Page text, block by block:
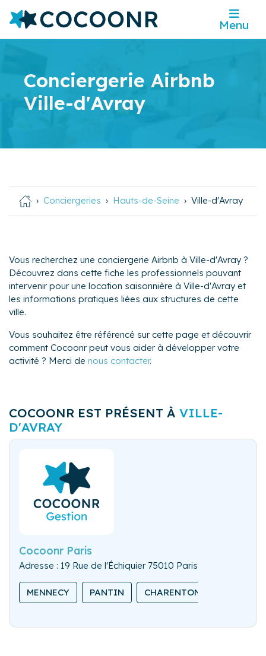
Menu
Conciergerie Airbnb
Ville-d'Avray
Conciergeries Hauts-de-Seine Ville-d'Avray
Vous recherchez une conciergerie Airbnb à Ville-d'Avray ?
Découvrez dans cette fiche les professionnels pouvant
intervenir pour une location saisonnière à Ville-d'Avray et
les informations pratiques liées aux structures de cette
ville.
Vous souhaitez être référencé sur cette page et découvrir
comment Cocoonr peut vous aider à développer votre
activité ? Merci de nous contacter.
COCOONR EST PRÉSENT À VILLE-
D'AVRAY
Cocoonr Paris
Adresse : 19 Rue de l'Échiquier 75010 Paris
MENNECY PANTIN CHARENTON-LE-PONT